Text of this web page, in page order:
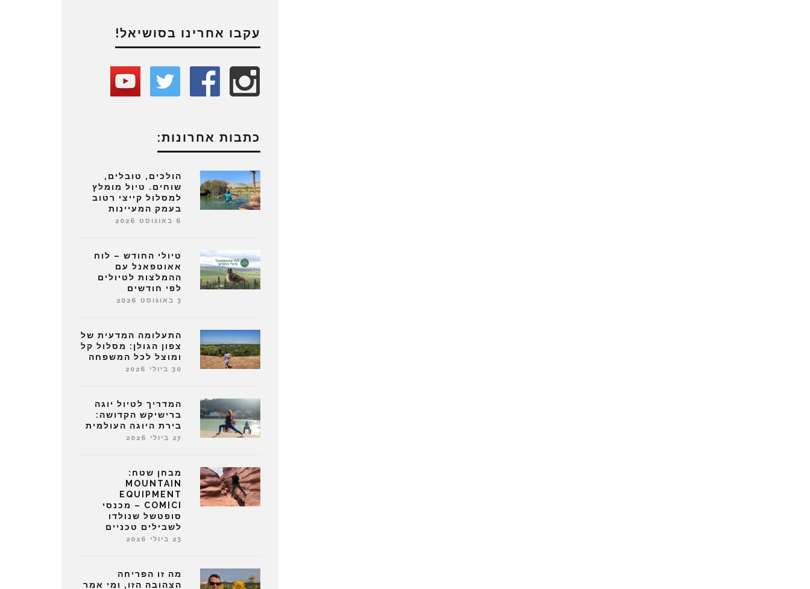
עקבו אחרינו בסושיאל!
כתבות אחרונות:
הולכים, טובלים,
שוחים. טיול מומלץ
למסלול קייצי רטוב
בעמק המעיינות
6 באוגוסט 2026
טיולי החודש – לוח
אאוטפאנל עם
ההמלצות לטיולים
לפי חודשים
3 באוגוסט 2026
התעלומה המדעית של
צפון הגולן: מסלול קל
ומוצל לכל המשפחה
30 ביולי 2026
המדריך לטיול יוגה
ברישיקש הקדושה:
בירת היוגה העולמית
27 ביולי 2026
מבחן שטח:
MOUNTAIN
EQUIPMENT
COMICI – מכנסי
סופטשל שנולדו
לשבילים טכניים
23 ביולי 2026
מה זו הפריחה
הצהובה הזו, ומי אמר